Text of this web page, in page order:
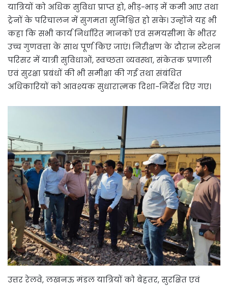
यात्रियों को अधिक सुविधा प्राप्त हो, भीड़-भाड़ में कमी आए तथा
ट्रेनों के परिचालन में सुगमता सुनिश्चित हो सके। उन्होंने यह भी
कहा कि सभी कार्य निर्धारित मानकों एवं समयसीमा के भीतर
उच्च गुणवत्ता के साथ पूर्ण किए जाएं। निरीक्षण के दौरान स्टेशन
परिसर में यात्री सुविधाओं, स्वच्छता व्यवस्था, संकेतक प्रणाली
एवं सुरक्षा प्रबंधों की भी समीक्षा की गई तथा संबंधित
अधिकारियों को आवश्यक सुधारात्मक दिशा-निर्देश दिए गए।
उत्तर रेलवे, लखनऊ मंडल यात्रियों को बेहतर, सुरक्षित एवं